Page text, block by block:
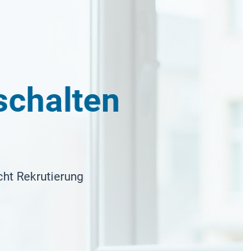
Rekrutierung